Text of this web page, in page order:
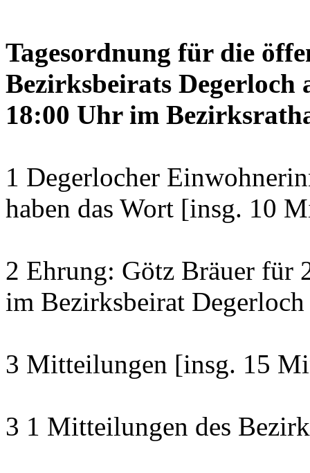
Tagesordnung für die
Bezirksbeirats Degerloch
18:00 Uhr im
1 Degerlocher
haben das Wort [insg. 10
2 Ehrung: Götz Bräuer für
im Bezirksbeirat
3 Mitteilungen [insg. 15
3 1 Mitteilungen des